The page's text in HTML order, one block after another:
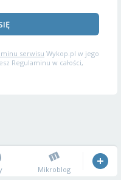
serwisu Wykop.pl w jego
Regulaminu w całości,
Mikroblog